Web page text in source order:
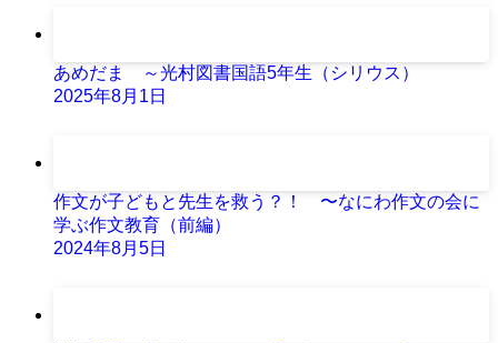
あめだま ～光村図書国語5年生（シリウス）
2025年8月1日
作文が子どもと先生を救う？！ 〜なにわ作文の会に
学ぶ作文教育（前編）
2024年8月5日